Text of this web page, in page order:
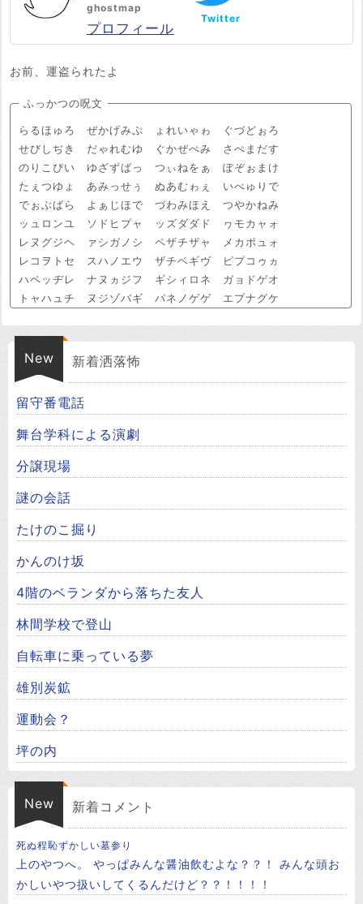
ghostmap
プロフィール
Twitter
お前、運盗られたよ
ふっかつの呪文
らるほゅろ ぜかげみぷ ょれいゃゎ ぐづどぉろ
せびしぢき だゃれむゆ ぐかぜぺみ さぺまだす
のりこぴい ゆざずばっ つぃねをぁ ぽぞぉまけ
たぇつゆょ あみっせぅ ぬあむゎぇ いべゅりで
でぉぶばら よぁじほで づわみほえ つやかねみ
ッュロンユ ソドヒプャ ッズダダド ヮモカャォ
レヌグジヘ ァシガノシ ペザチザャ メカポュォ
レコヲトセ スハノエウ ザチベギヴ ピプコゥヵ
ハペッヂレ ナヌヵジフ ギシィロネ ガョドゲオ
トャハュチ ヌジゾバギ パネノゲゲ エプナグケ
New 新着洒落怖
留守番電話
舞台学科による演劇
分譲現場
謎の会話
たけのこ掘り
かんのけ坂
4階のベランダから落ちた友人
林間学校で登山
自転車に乗っている夢
雄別炭鉱
運動会？
坪の内
New 新着コメント
死ぬ程恥ずかしい墓参り
上のやつへ。 やっぱみんな醤油飲むよな？？！ みんな頭お
かしいやつ扱いしてくるんだけど？？！！！！